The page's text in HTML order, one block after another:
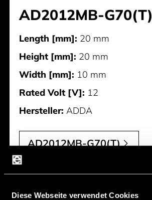
Diese Webseite verwendet Cookies
AD2012MB-G70(T)
Length [mm]: 20 mm
Height [mm]: 20 mm
Width [mm]: 10 mm
Rated Volt [V]: 12
Hersteller: ADDA
AD2012MB-G70(T)